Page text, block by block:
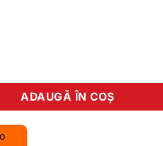
ZT-724 Dual Co2 AV 130mm blue
ADAUGĂ ÎN COȘ